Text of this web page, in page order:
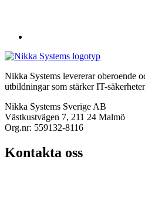
Nikka Systems levererar oberoende
utbildningar som stärker IT-
Nikka Systems Sverige AB
Västkustvägen 7, 211 24 Malmö
Org.nr: 559132-8116
Kontakta oss